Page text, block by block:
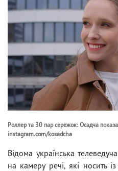
Роллер та 30 пар сережок: Осадча
instagram.com/kosadcha
Відома українська
на камеру речі, які носить